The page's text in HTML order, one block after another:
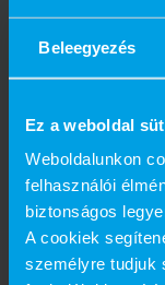
Beleegyezés
Ez a weboldal
Weboldalunkon
felhasználói
biztonságos
A cookiek
személyre tudjuk